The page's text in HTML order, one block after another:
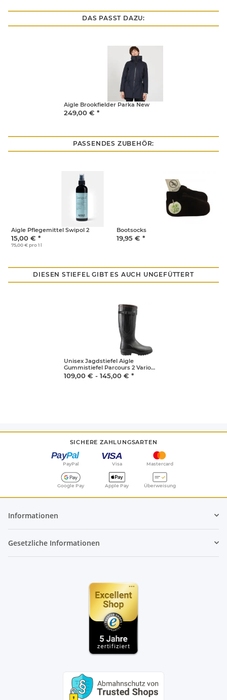
DAS PASST DAZU:
Aigle Brookfielder Parka New
249,00 € *
PASSENDES ZUBEHÖR:
Aigle Pflegemittel Swipol 2
15,00 € *
75,00 € pro 1 l
Bootsocks
19,95 € *
DIESEN STIEFEL GIBT ES AUCH UNGEFÜTTERT
Unisex Jagdstiefel Aigle
Gummistiefel Parcours 2 Vario
weitenverstellbar Unisex
109,00 € - 145,00 € *
SICHERE ZAHLUNGSARTEN
PayPal Visa Mastercard
Google Pay Apple Pay Überweisung
Informationen
Gesetzliche Informationen